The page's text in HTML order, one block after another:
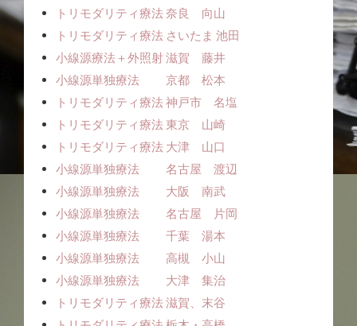
トリモダリティ療法 奈良 向山
トリモダリティ療法 さいたま 池田
小線源療法＋外照射 滋賀 藤井
小線源単独療法 京都 松本
トリモダリティ療法 神戸市 名塩
トリモダリティ療法 東京 山崎
トリモダリティ療法 大津 山口
小線源単独療法 名古屋 渡辺
小線源単独療法 大阪 南武
小線源単独療法 名古屋 片岡
小線源単独療法 千葉 湯本
小線源単独療法 高槻 小山
小線源単独療法 大津 集治
トリモダリティ療法 滋賀、末谷